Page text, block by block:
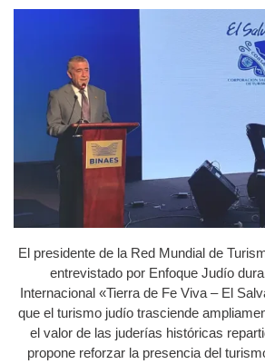
El presidente de la Red Mundial de
entrevistado por Enfoque Judío
Internacional «Tierra de Fe Viva – El
que el turismo judío trasciende
el valor de las juderías históricas
propone reforzar la presencia del